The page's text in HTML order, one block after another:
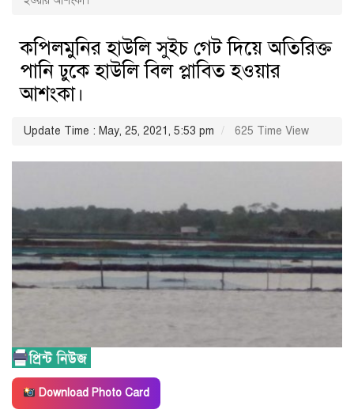
কপিলমুনির হাউলি সুইচ গেট দিয়ে অতিরিক্ত
পানি ঢুকে হাউলি বিল প্লাবিত হওয়ার
আশংকা।
Update Time : May, 25, 2021, 5:53 pm 625 Time View
Download Photo Card